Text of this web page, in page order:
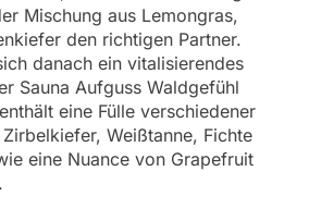
Mischung aus Lemongras,
den richtigen Partner.
danach ein vitalisierendes
Sauna Aufguss Waldgefühl
eine Fülle verschiedener
Weißtanne, Fichte
eine Nuance von Grapefruit